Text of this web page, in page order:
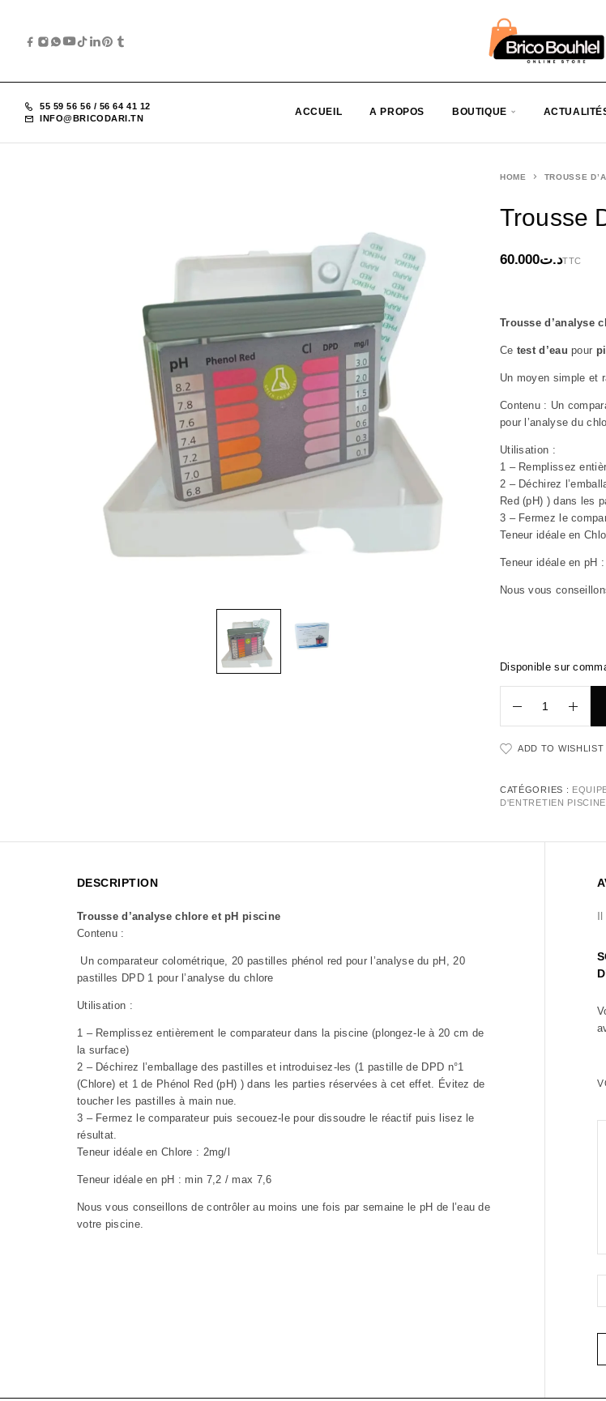
55 59 56 56 / 56 64 41 12
INFO@BRICODARI.TN
ACCUEIL A PROPOS BOUTIQUE
HOME TROUSSE
Trousse
د.ت60.000 TTC
Trousse d’analyse
Ce test d’eau pour
Un moyen simple et
Contenu : Un
pour l’analyse du
Utilisation :
1 – Remplissez
2 – Déchirez
Red (pH) ) dans les
3 – Fermez le
Teneur idéale en
Teneur idéale en pH
Nous vous
Disponible sur
ADD TO WISHLIST
CATÉGORIES :
D'ENTRETIEN PISCINE
DESCRIPTION
Trousse d’analyse chlore et pH piscine
Contenu :
Un comparateur colométrique, 20 pastilles phénol red pour l’analyse du pH, 20
pastilles DPD 1 pour l’analyse du chlore
Utilisation :
1 – Remplissez entièrement le comparateur dans la piscine (plongez-le à 20 cm de
la surface)
2 – Déchirez l’emballage des pastilles et introduisez-les (1 pastille de DPD n°1
(Chlore) et 1 de Phénol Red (pH) ) dans les parties réservées à cet effet. Évitez de
toucher les pastilles à main nue.
3 – Fermez le comparateur puis secouez-le pour dissoudre le réactif puis lisez le
résultat.
Teneur idéale en Chlore : 2mg/l
Teneur idéale en pH : min 7,2 / max 7,6
Nous vous conseillons de contrôler au moins une fois par semaine le pH de l’eau de
votre piscine.
Il